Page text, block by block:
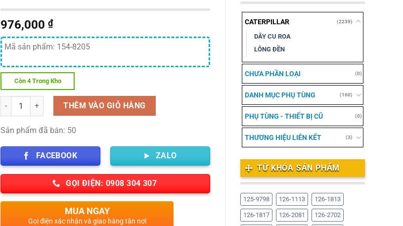
CATERPILLAR (2239)
DÂY CU ROA
LÔNG ĐỀN
CHƯA PHẦN LOẠI (0)
DANH MỤC PHỤ TÙNG (160)
PHỤ TÙNG - THIẾT BỊ CŨ (0)
THƯƠNG HIỆU LIÊN KẾT (3)
TỪ KHÓA SẢN PHẨM
125-9798 126-1113 126-1813
126-1817 126-2081 126-2702
976,000₫
Mã sản phẩm: 154-8205
Còn 4 Trong Kho
Số lượng THÊM VÀO GIỎ HÀNG
Sản phẩm đã bán: 50
FACEBOOK ZALO
GỌI ĐIỆN: 0908 304 307
MUA NGAY
Gọi điện xác nhận và giao hàng tận nơi